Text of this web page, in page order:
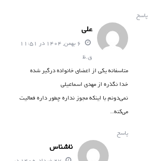
پاسخ
علی
6 بهمن, 1404 در 11:51
ق.ظ
متاسفانه یکی از اعضای خانواده درگیر شده
خدا نگذره از مهدی اسماعیلی
نمی‌دونم با اینکه مجوز نداره چطور داره فعالیت
می‌کنه..
پاسخ
ناشناس